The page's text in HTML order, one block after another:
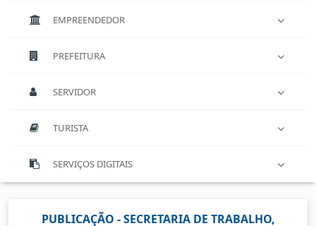
EMPREENDEDOR
PREFEITURA
SERVIDOR
TURISTA
SERVIÇOS DIGITAIS
PUBLICAÇÃO - SECRETARIA DE TRABALHO,